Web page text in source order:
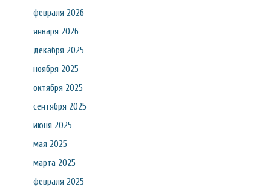
февраля 2026
января 2026
декабря 2025
ноября 2025
октября 2025
сентября 2025
июня 2025
мая 2025
марта 2025
февраля 2025